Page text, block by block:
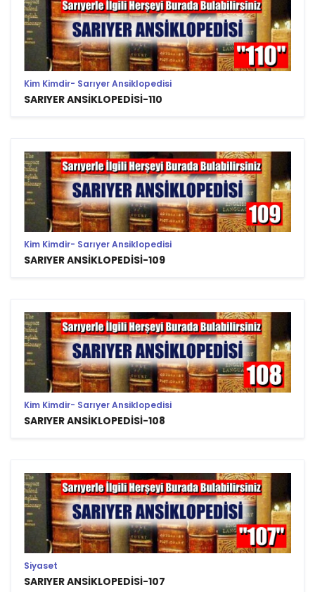
Kim Kimdir- Sarıyer Ansiklopedisi
SARIYER ANSİKLOPEDİSİ-110
Kim Kimdir- Sarıyer Ansiklopedisi
SARIYER ANSİKLOPEDİSİ-109
Kim Kimdir- Sarıyer Ansiklopedisi
SARIYER ANSİKLOPEDİSİ-108
Siyaset
SARIYER ANSİKLOPEDİSİ-107